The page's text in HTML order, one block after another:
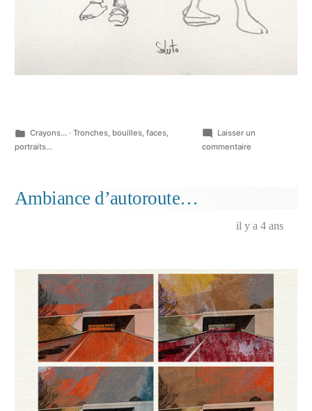
Publié
dans
Crayons...· Tronches, bouilles, faces,
portraits...
Laisser un
commentairesur
Ambiance d’autoroute…
il y a 4 ans